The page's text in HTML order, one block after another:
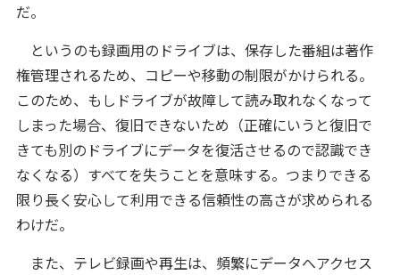
だ。
というのも録画用のドライブは、保存した番組は著作
権管理されるため、コピーや移動の制限がかけられる。
このため、もしドライブが故障して読み取れなくなって
しまった場合、復旧できないため（正確にいうと復旧で
きても別のドライブにデータを復活させるので認識でき
なくなる）すべてを失うことを意味する。つまりできる
限り長く安心して利用できる信頼性の高さが求められる
わけだ。
また、テレビ録画や再生は、頻繁にデータへアクセス